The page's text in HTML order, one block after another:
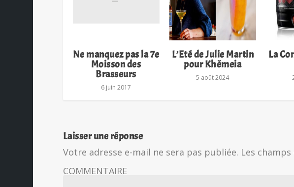
Ne manquez pas la 7e
Moisson des
Brasseurs
6 juin 2017
L’Eté de Julie Martin
pour Khêmeia
5 août 2024
La
Laisser une réponse
Votre adresse e-mail ne sera pas publiée. Les
COMMENTAIRE